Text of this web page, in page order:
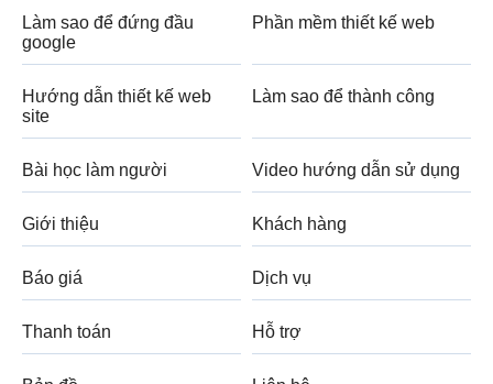
Làm sao để đứng đầu
google
Phần mềm thiết kế web
Hướng dẫn thiết kế web
site
Làm sao để thành công
Bài học làm người Video hướng dẫn sử dụng
Giới thiệu Khách hàng
Báo giá Dịch vụ
Thanh toán Hỗ trợ